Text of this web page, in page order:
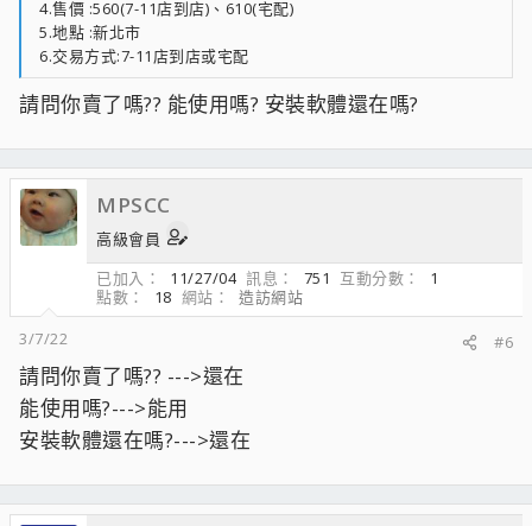
4.售價 :560(7-11店到店)、610(宅配)
5.地點 :新北市
6.交易方式:7-11店到店或宅配
請問你賣了嗎?? 能使用嗎? 安裝軟體還在嗎?
MPSCC
高級會員
已加入
11/27/04 訊息 751 互動分數
1
點數
18 網站
造訪網站
3/7/22
#6
請問你賣了嗎?? --->還在
能使用嗎?--->能用
安裝軟體還在嗎?--->還在